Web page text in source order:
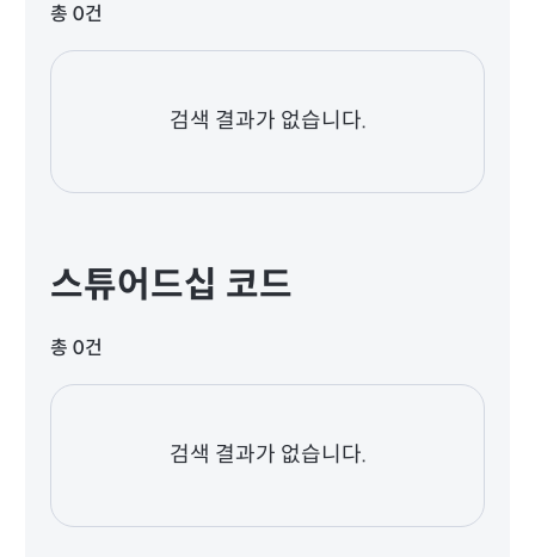
총 0건
검색 결과가 없습니다.
스튜어드십 코드
총 0건
검색 결과가 없습니다.